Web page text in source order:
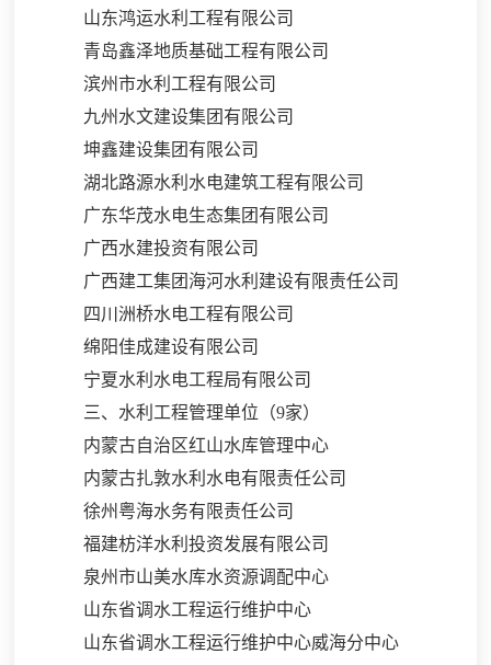
山东鸿运水利工程有限公司
青岛鑫泽地质基础工程有限公司
滨州市水利工程有限公司
九州水文建设集团有限公司
坤鑫建设集团有限公司
湖北路源水利水电建筑工程有限公司
广东华茂水电生态集团有限公司
广西水建投资有限公司
广西建工集团海河水利建设有限责任公司
四川洲桥水电工程有限公司
绵阳佳成建设有限公司
宁夏水利水电工程局有限公司
三、水利工程管理单位（9家）
内蒙古自治区红山水库管理中心
内蒙古扎敦水利水电有限责任公司
徐州粤海水务有限责任公司
福建枋洋水利投资发展有限公司
泉州市山美水库水资源调配中心
山东省调水工程运行维护中心
山东省调水工程运行维护中心威海分中心